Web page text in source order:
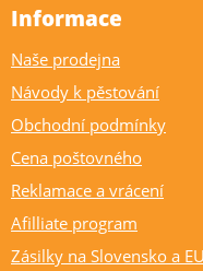
Informace
Naše prodejna
Návody k pěstování
Obchodní podmínky
Cena poštovného
Reklamace a vrácení
Afilliate program
Zásilky na Slovensko a EU